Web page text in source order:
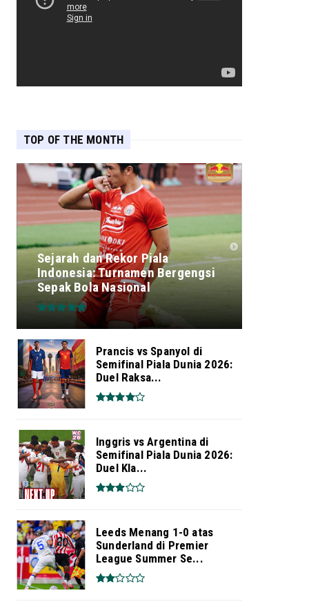
TOP OF THE MONTH
Sejarah dan Rekor Piala
Indonesia: Turnamen Bergengsi
Sepak Bola Nasional
Prancis vs Spanyol di
Semifinal Piala Dunia 2026:
Duel Raksa...
Inggris vs Argentina di
Semifinal Piala Dunia 2026:
Duel Kla...
Leeds Menang 1-0 atas
Sunderland di Premier
League Summer Se...